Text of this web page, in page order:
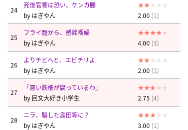
24
死後官警は恐い、ケンカ腰
by はぎやん 2.00 (1)
25
フライ麺から、感銘裸婦
by はぎやん 4.00 (3)
26
よりチビへと、エビチリよ
by はぎやん 2.00 (1)
27
「悪い鉄柵が腐っているわ」
by 回文大好き小学生 2.75 (4)
28
ニラ、騙した島田等に？
by はぎやん 3.00 (1)